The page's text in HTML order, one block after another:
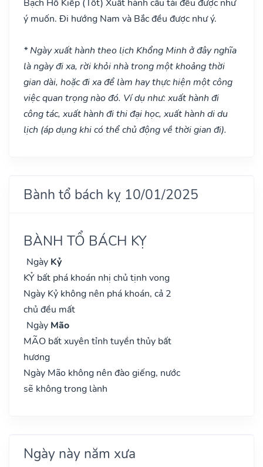
Bạch Hổ Kiếp (Tốt) Xuất hành cầu tài đều được như
ý muốn. Đi hướng Nam và Bắc đều được như ý.
* Ngày xuất hành theo lịch Khổng Minh ở đây nghĩa
là ngày đi xa, rời khỏi nhà trong một khoảng thời
gian dài, hoặc đi xa để làm hay thực hiện một công
việc quan trọng nào đó. Ví dụ như: xuất hành đi
công tác, xuất hành đi thi đại học, xuất hành di du
lịch (áp dụng khi có thể chủ động về thời gian đi).
Bành tổ bách kỵ 10/01/2025
BÀNH TỔ BÁCH KỴ
Ngày Kỷ
KỶ bất phá khoán nhị chủ tịnh vong
Ngày Kỷ không nên phá khoán, cả 2
chủ đều mất
Ngày Mão
MÃO bất xuyên tỉnh tuyền thủy bất
hương
Ngày Mão không nên đào giếng, nước
sẽ không trong lành
Ngày này năm xưa